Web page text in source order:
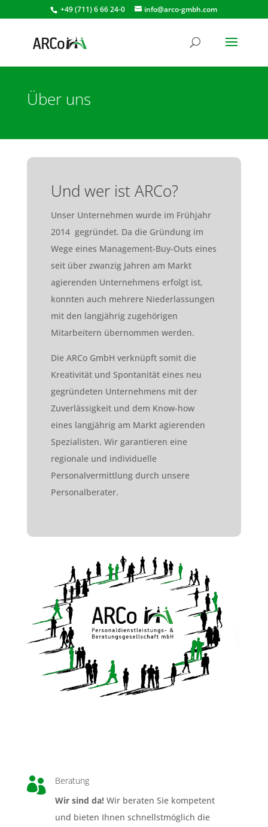
+49 (711) 6 66 24-0 info@arco-gmbh.com
Über uns
Und wer ist ARCo?
Unser Unternehmen wurde im Frühjahr
2014 gegründet. Da die Gründung im
Wege eines Management-Buy-Outs eines
seit über zwanzig Jahren am Markt
agierenden Unternehmens erfolgt ist,
konnten auch mehrere Niederlassungen
mit den langjährig zugehörigen
Mitarbeitern übernommen werden.
Die ARCo GmbH verknüpft somit die
Kreativität und Spontanität eines neu
gegründeten Unternehmens mit der
Zuverlässigkeit und dem Know-how
eines langjährig am Markt agierenden
Spezialisten. Wir garantieren eine
regionale und individuelle
Personalvermittlung durch unsere
Personalberater.

Beratung
Wir sind da!Wir beraten Sie kompetent
und bieten Ihnen schnellstmöglich die